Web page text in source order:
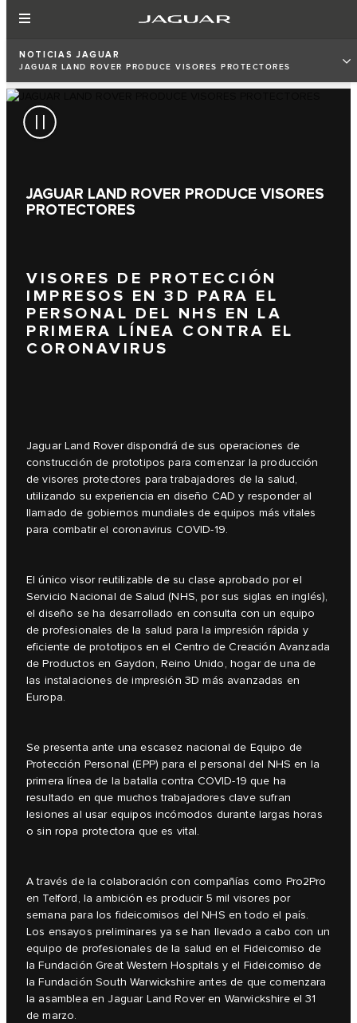
NOTICIAS JAGUAR
JAGUAR LAND ROVER PRODUCE VISORES PROTECTORES
JAGUAR LAND ROVER PRODUCE VISORES
PROTECTORES
VISORES DE PROTECCIÓN
IMPRESOS EN 3D PARA EL
PERSONAL DEL NHS EN LA
PRIMERA LÍNEA CONTRA EL
CORONAVIRUS
Jaguar Land Rover dispondrá de sus operaciones de
construcción de prototipos para comenzar la producción
de visores protectores para trabajadores de la salud,
utilizando su experiencia en diseño CAD y responder al
llamado de gobiernos mundiales de equipos más vitales
para combatir el coronavirus COVID-19.
El único visor reutilizable de su clase aprobado por el
Servicio Nacional de Salud (NHS, por sus siglas en inglés),
el diseño se ha desarrollado en consulta con un equipo
de profesionales de la salud para la impresión rápida y
eficiente de prototipos en el Centro de Creación Avanzada
de Productos en Gaydon, Reino Unido, hogar de una de
las instalaciones de impresión 3D más avanzadas en
Europa.
Se presenta ante una escasez nacional de Equipo de
Protección Personal (EPP) para el personal del NHS en la
primera línea de la batalla contra COVID-19 que ha
resultado en que muchos trabajadores clave sufran
lesiones al usar equipos incómodos durante largas horas
o sin ropa protectora que es vital.
A través de la colaboración con compañías como Pro2Pro
en Telford, la ambición es producir 5 mil visores por
semana para los fideicomisos del NHS en todo el país.
Los ensayos preliminares ya se han llevado a cabo con un
equipo de profesionales de la salud en el Fideicomiso de
la Fundación Great Western Hospitals y el Fideicomiso de
la Fundación South Warwickshire antes de que comenzara
la asamblea en Jaguar Land Rover en Warwickshire el 31
de marzo.